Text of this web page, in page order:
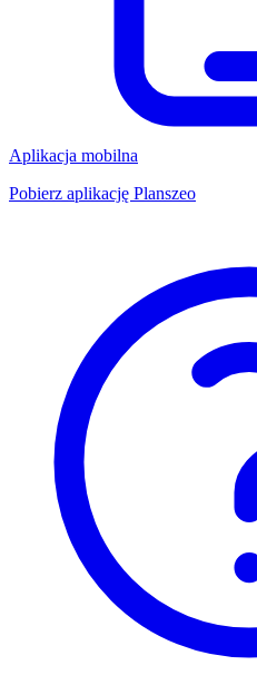
Aplikacja mobilna
Pobierz aplikację Planszeo